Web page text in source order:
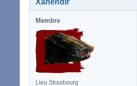
Xahendir
Membre
Lieu Strasbourg